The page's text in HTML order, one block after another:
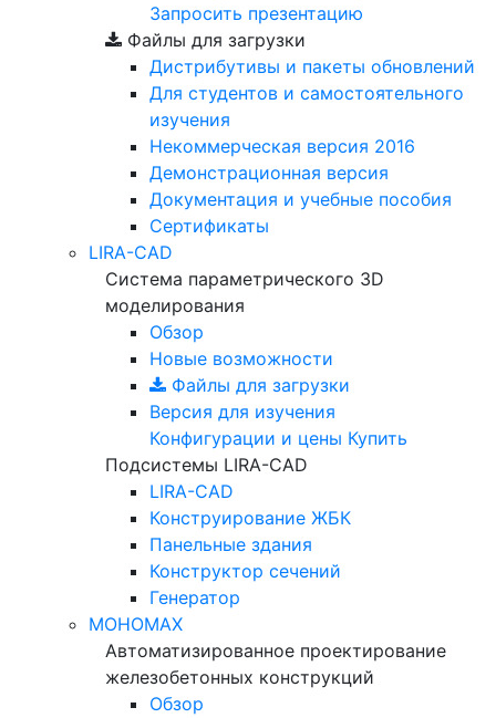
Запросить презентацию
Файлы для загрузки
Дистрибутивы и пакеты обновлений
Для студентов и самостоятельного
изучения
Некоммерческая версия 2016
Демонстрационная версия
Документация и учебные пособия
Сертификаты
LIRA-CAD
Система параметрического 3D
моделирования
Обзор
Новые возможности
Файлы для загрузки
Версия для изучения
Конфигурации и цены Купить
Подсистемы LIRA-CAD
LIRA-CAD
Конструирование ЖБК
Панельные здания
Конструктор сечений
Генератор
МОНОМАХ
Автоматизированное проектирование
железобетонных конструкций
Обзор